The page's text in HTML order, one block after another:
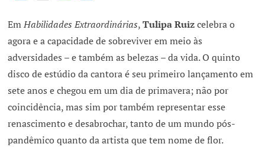
EmHabilidades Extraordinárias,Tulipa Ruizcelebra o
agora e a capacidade de sobreviver em meio às
adversidades – e também as belezas – da vida. O quinto
disco de estúdio da cantora é seu primeiro lançamento em
sete anos e chegou em um dia de primavera; não por
coincidência, mas sim por também representar esse
renascimento e desabrochar, tanto de um mundo pós-
pandêmico quanto da artista que tem nome de flor.